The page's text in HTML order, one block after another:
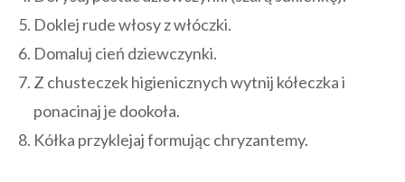
Doklej rude włosy z włóczki.
Domaluj cień dziewczynki.
Z chusteczek higienicznych wytnij kółeczka i
ponacinaj je dookoła.
Kółka przyklejaj formując chryzantemy.